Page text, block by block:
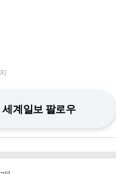
세계일보 팔로우